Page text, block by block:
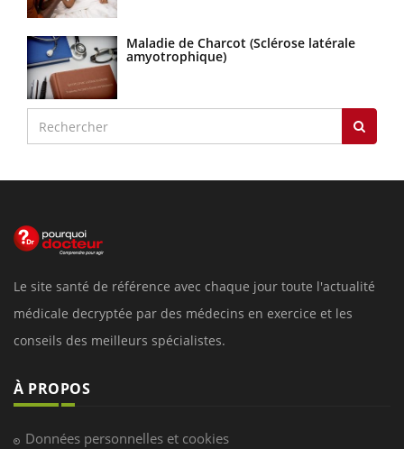
Maladie de Charcot (Sclérose latérale
amyotrophique)
Le site santé de référence avec chaque jour toute l'actualité
médicale decryptée par des médecins en exercice et les
conseils des meilleurs spécialistes.
À PROPOS
Données personnelles et cookies